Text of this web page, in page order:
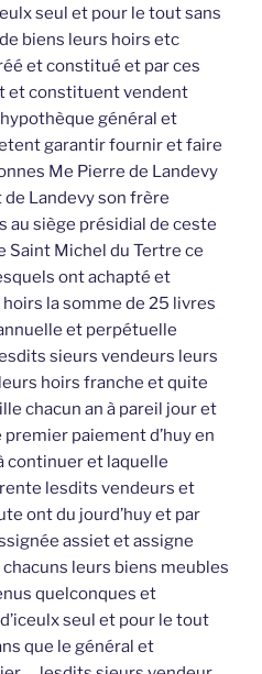
seul et pour le tout sans
biens leurs hoirs etc
et constitué et par ces
et constituent vendent
général et
garantir fournir et faire
Me Pierre de Landevy
Landevy son frère
au siège présidial de ceste
Saint Michel du Tertre ce
ont achapté et
la somme de 25 livres
et perpétuelle
sieurs vendeurs leurs
hoirs franche et quite
chacun an à pareil jour et
paiement d’huy en
continuer et laquelle
lesdits vendeurs et
ont du jourd’huy et par
assiet et assigne
leurs biens meubles
quelconques et
seul et pour le tout
que le général et